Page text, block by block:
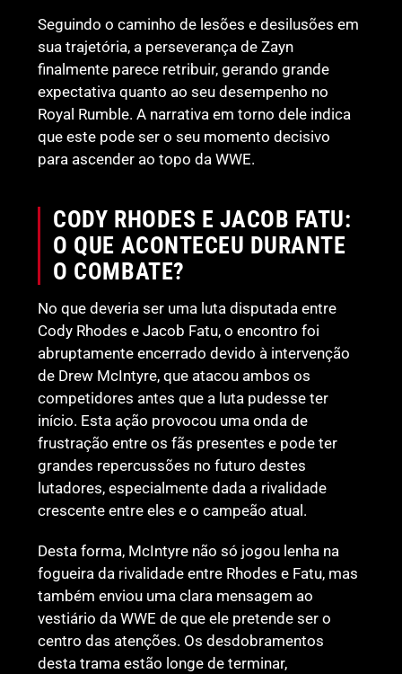
Seguindo o caminho de lesões e desilusões em
sua trajetória, a perseverança de Zayn
finalmente parece retribuir, gerando grande
expectativa quanto ao seu desempenho no
Royal Rumble. A narrativa em torno dele indica
que este pode ser o seu momento decisivo
para ascender ao topo da WWE.
CODY RHODES E JACOB FATU:
O QUE ACONTECEU DURANTE
O COMBATE?
No que deveria ser uma luta disputada entre
Cody Rhodes e Jacob Fatu, o encontro foi
abruptamente encerrado devido à intervenção
de Drew McIntyre, que atacou ambos os
competidores antes que a luta pudesse ter
início. Esta ação provocou uma onda de
frustração entre os fãs presentes e pode ter
grandes repercussões no futuro destes
lutadores, especialmente dada a rivalidade
crescente entre eles e o campeão atual.
Desta forma, McIntyre não só jogou lenha na
fogueira da rivalidade entre Rhodes e Fatu, mas
também enviou uma clara mensagem ao
vestiário da WWE de que ele pretende ser o
centro das atenções. Os desdobramentos
desta trama estão longe de terminar,